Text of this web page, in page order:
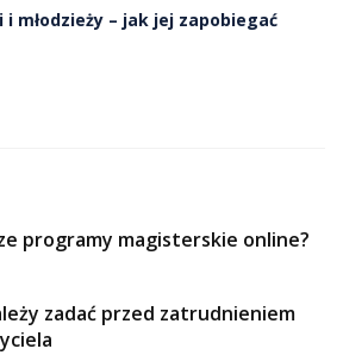
i młodzieży – jak jej zapobiegać
programy magisterskie online?
zadać przed zatrudnieniem